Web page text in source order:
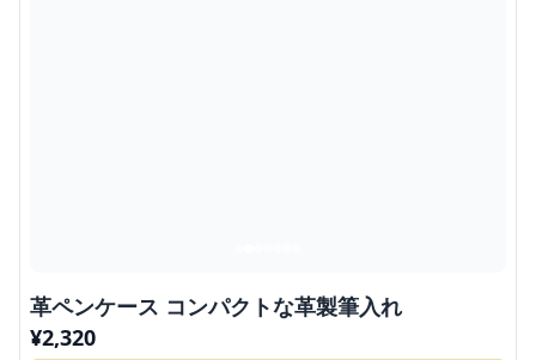
革ペンケース コンパクトな革製筆入れ
¥2,320